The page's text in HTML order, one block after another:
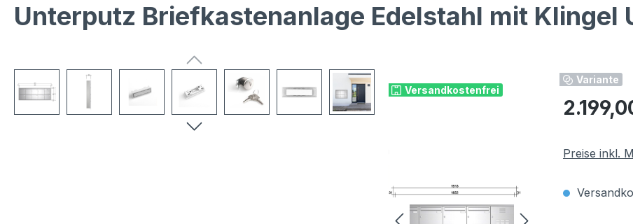
Unterputz Briefkastenanlage Edelstahl mit Klingel
Versandkostenfrei
Variante
Regulärer
Preise inkl.